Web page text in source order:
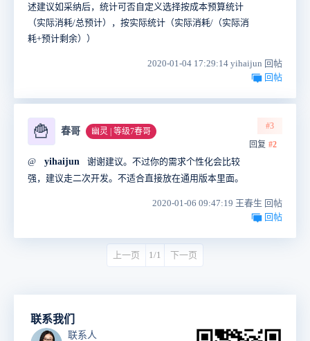
述建议如采纳后，统计可否自定义选择按成本预算统计
（实际消耗/总预计），按实际统计（实际消耗/（实际消
耗+预计剩余） ）
2020-01-04 17:29:14 yihaijun 回帖
回帖
🍟 春哥 幽灵 | 等级7春哥
#3
回复 #2
@ yihaijun
谢谢建议。不过你的需求个性化会比较
强，建议走二次开发。不适合直接放在通用版本里面。
2020-01-06 09:47:19 王春生 回帖
回帖
上一页 1/1 下一页
联系我们
联系人